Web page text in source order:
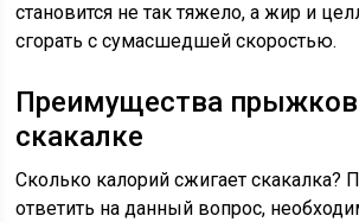
становится не так тяжело, а жир и
сгорать с сумасшедшей скоростью.
Преимущества
скакалке
Сколько калорий сжигает скакалка?
ответить на данный вопрос,